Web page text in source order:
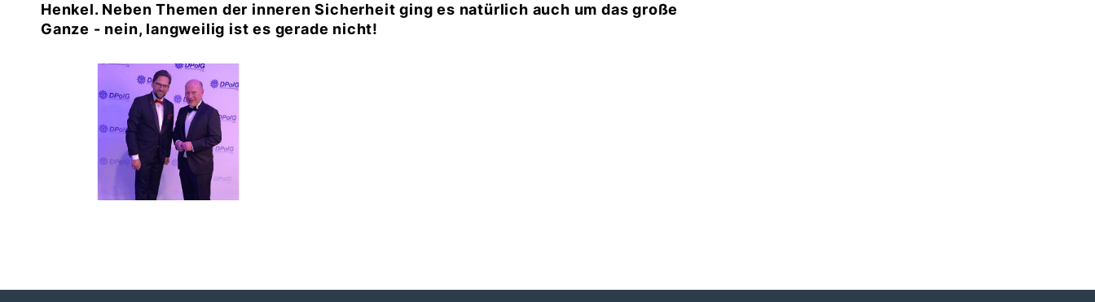
Henkel. Neben Themen der inneren Sicherheit ging es natürlich auch um das große
Ganze - nein, langweilig ist es gerade nicht!